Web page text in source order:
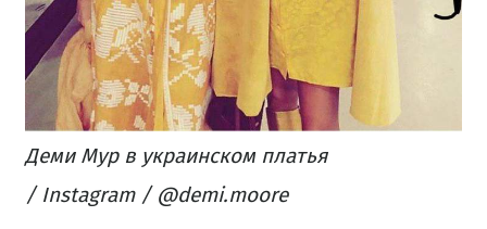
Деми Мур в украинском платья
/ Instagram / @demi.moore